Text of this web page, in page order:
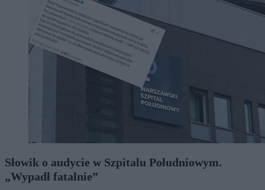
Słowik o audycie w Szpitalu Południowym.
„Wypadł fatalnie”